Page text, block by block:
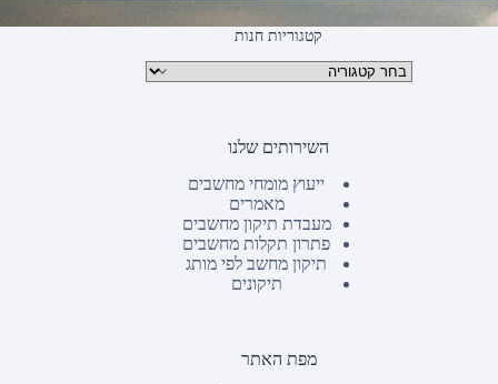
קטגוריות חנות
קטגוריות מוצרים
השירותים שלנו
ייעוץ מומחי מחשבים
מאמרים
מעבדת תיקון מחשבים
פתרון תקלות מחשבים
תיקון מחשב לפי מותג
תיקונים
מפת האתר